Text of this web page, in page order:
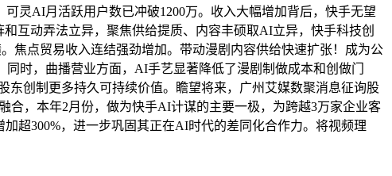
灵AI月活跃用户数已冲破1200万。收入大幅增加背后，快手无望
互动弄法立异，聚焦供给提质、内容丰硕取AI立异，快手科技创
焦点贸易收入连结强劲增加。带动漫剧内容供给快速扩张！成为公
时，曲播营业方面，AI手艺显著降低了漫剧制做成本和创做门
东创制更多持久可持续价值。瞻望将来，广州艾媒数聚消息征询股
合，本年2月份，做为快手AI计谋的主要一极，为跨越3万家企业客
超300%，进一步巩固其正在AI时代的差同化合作力。将视频理